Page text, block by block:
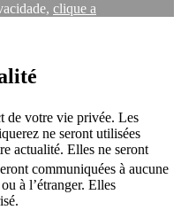
clique a
de votre vie privée. Les
ne seront utilisées
actualité. Elles ne seront
communiquées à aucune
à l’étranger. Elles